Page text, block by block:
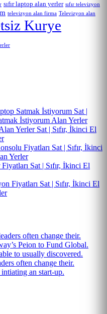
sıfır laptop alan yerler sıfır televizyon
televizyon alan firma Televizyon alan
Kurye
Satmak İstiyorum Sat |
İstiyorum Alan Yerler
Yerler Sat | Sıfır, İkinci El
Fiyatları Sat | Sıfır, İkinci
Yerler
Sat | Sıfır, İkinci El
Fiyatları Sat | Sıfır, İkinci El
often change their.
Peion to Fund Global.
to usually discovered.
often change their.
an start-up.